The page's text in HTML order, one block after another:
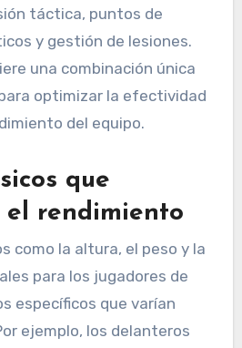
táctica, puntos de
y gestión de lesiones.
una combinación única
optimizar la efectividad
del equipo.
que
rendimiento
como la altura, el peso y la
para los jugadores de
específicos que varían
ejemplo, los delanteros